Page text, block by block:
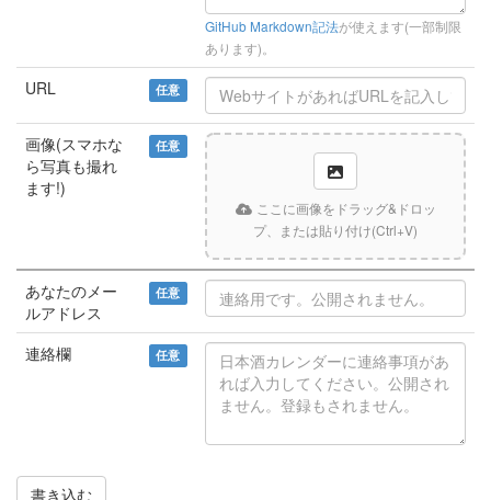
GitHub Markdown記法が使えます(一部制限
あります)。
URL 任意
画像(スマホな
ら写真も撮れ
ます!)
任意
ここに画像をドラッグ&ドロッ
プ、または貼り付け(Ctrl+V)
あなたのメー
ルアドレス
任意
連絡欄 任意
書き込む